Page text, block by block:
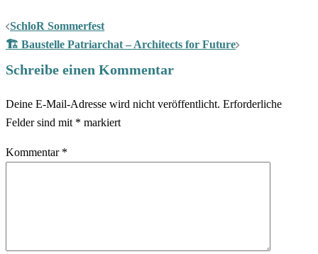
SchloR Sommerfest
🏗 Baustelle Patriarchat – Architects for Future
Schreibe einen Kommentar
Deine E-Mail-Adresse wird nicht veröffentlicht. Erforderliche
Felder sind mit * markiert
Kommentar *